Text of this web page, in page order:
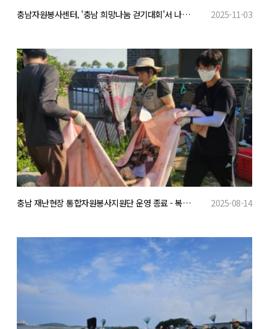
충남자원봉사센터, '충남 희망나눔 걷기대회'서 나눔과 탄소중립 실천 앞장 2025-11-03
충남 재난현장 통합자원봉사지원단 운영 종료 - 복구활동에 2만 7천여 명 참여 2025-08-14